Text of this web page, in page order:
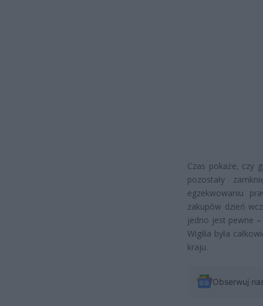
Czas pokaże, czy
pozostały
egzekwowaniu
zakupów dzień
jedno jest pewne
Wigilia była
kraju.
Obserwuj